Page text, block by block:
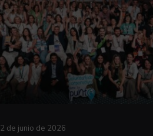
2 de junio de 2026